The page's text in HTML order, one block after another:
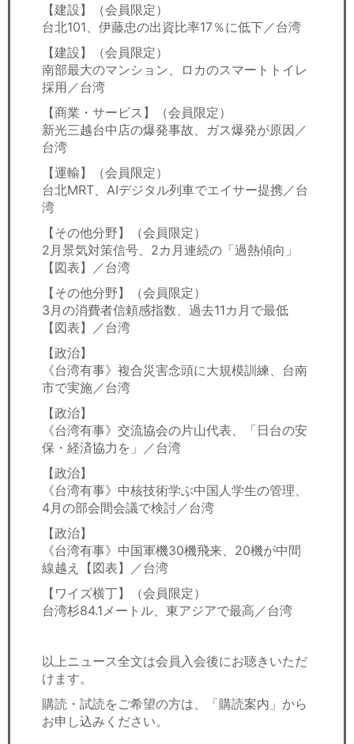
【建設】（会員限定）
台北101、伊藤忠の出資比率17％に低下／台湾
【建設】（会員限定）
南部最大のマンション、ロカのスマートトイレ
採用／台湾
【商業・サービス】（会員限定）
新光三越台中店の爆発事故、ガス爆発が原因／
台湾
【運輸】（会員限定）
台北MRT、AIデジタル列車でエイサー提携／台
湾
【その他分野】（会員限定）
2月景気対策信号、2カ月連続の「過熱傾向」
【図表】／台湾
【その他分野】（会員限定）
3月の消費者信頼感指数、過去11カ月で最低
【図表】／台湾
【政治】
《台湾有事》複合災害念頭に大規模訓練、台南
市で実施／台湾
【政治】
《台湾有事》交流協会の片山代表、「日台の安
保・経済協力を」／台湾
【政治】
《台湾有事》中核技術学ぶ中国人学生の管理、
4月の部会間会議で検討／台湾
【政治】
《台湾有事》中国軍機30機飛来、20機が中間
線越え【図表】／台湾
【ワイズ横丁】（会員限定）
台湾杉84.1メートル、東アジアで最高／台湾
以上ニュース全文は会員入会後にお聴きいただ
けます。
購読・試読をご希望の方は、「購読案内」から
お申し込みください。